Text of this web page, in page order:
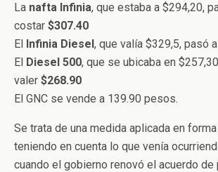
La nafta Infinia, que estaba a $294,20,
costar $307.40
El Infinia Diesel, que valía $329,5, pasó
El Diesel 500, que se ubicaba en
valer $268.90
El GNC se vende a 139.90 pesos.
Se trata de una medida aplicada en
teniendo en cuenta lo que venía
cuando el gobierno renovó el acuerdo